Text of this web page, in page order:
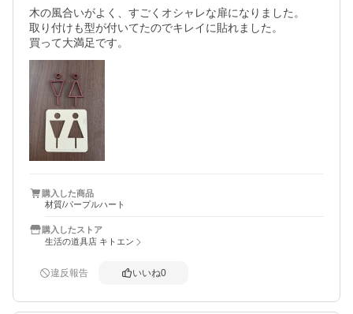
木の風合いがよく、すごくオシャレな扉になりました。
取り付けも型が付いてたのでキレイに貼れました。
買って大満足です。
購入した商品
材質/パープルハート
購入したストア
生活の道具店 キトエン
違反報告 いいね0